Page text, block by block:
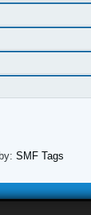
SMF Tags